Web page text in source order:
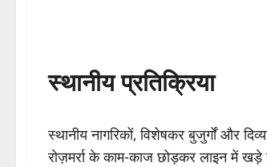
स्थानीय प्रतिक्रिया
स्थानीय नागरिकों, विशेषकर बुजुर्गों और
रोज़मर्रा के काम-काज छोड़कर लाइन में खड़े